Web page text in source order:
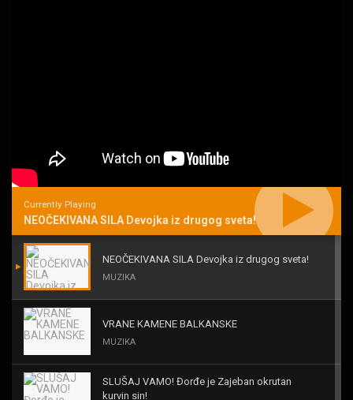
Currently Playing
NEOČEKIVANA SILA Devojka iz drugog sveta!
NEOČEKIVANA SILA Devojka iz drugog sveta!
MUZIKA
VRANE KAMENE BALKANSKE
MUZIKA
SLUŠAJ VAMO! Đorđe je Zajeban okrutan
kurvin sin!